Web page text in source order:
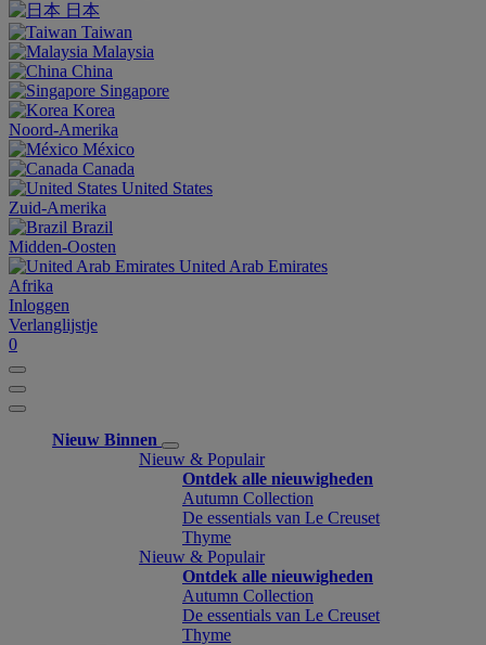
日本
Taiwan
Malaysia
China
Singapore
Korea
Noord-Amerika
México
Canada
United States
Zuid-Amerika
Brazil
Midden-Oosten
United Arab Emirates
Afrika
Inloggen
Verlanglijstje
0
Nieuw Binnen
Nieuw & Populair
Ontdek alle nieuwigheden
Autumn Collection
De essentials van Le Creuset
Thyme
Nieuw & Populair
Ontdek alle nieuwigheden
Autumn Collection
De essentials van Le Creuset
Thyme